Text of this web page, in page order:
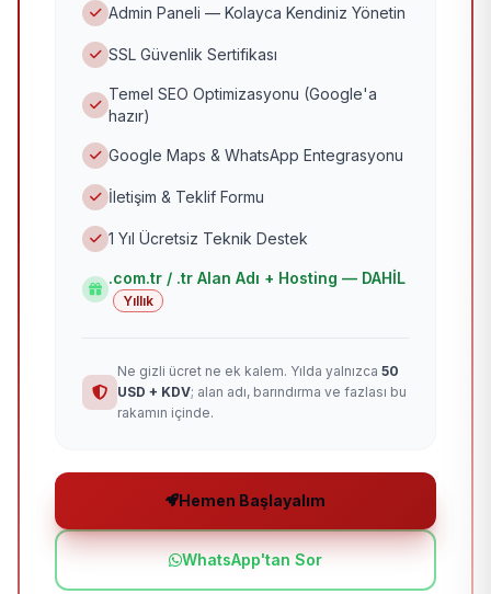
Admin Paneli — Kolayca Kendiniz Yönetin
SSL Güvenlik Sertifikası
Temel SEO Optimizasyonu (Google'a
hazır)
Google Maps & WhatsApp Entegrasyonu
İletişim & Teklif Formu
1 Yıl Ücretsiz Teknik Destek
.com.tr / .tr Alan Adı + Hosting — DAHİL
Yıllık
Ne gizli ücret ne ek kalem. Yılda yalnızca 50
USD + KDV; alan adı, barındırma ve fazlası bu
rakamın içinde.
Hemen Başlayalım
WhatsApp'tan Sor